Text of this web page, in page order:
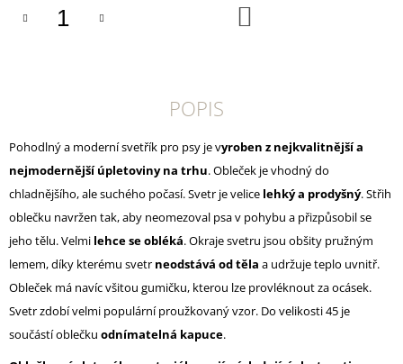
POPIS
Pohodlný a moderní svetřík pro psy je vyroben z nejkvalitnější a
nejmodernější úpletoviny na trhu. Obleček je vhodný do
chladnějšího, ale suchého počasí. Svetr je velice lehký a prodyšný. Střih
oblečku navržen tak, aby neomezoval psa v pohybu a přizpůsobil se
jeho tělu. Velmi lehce se obléká. Okraje svetru jsou obšity pružným
lemem, díky kterému svetr neodstává od těla a udržuje teplo uvnitř.
Obleček má navíc všitou gumičku, kterou lze provléknout za ocásek.
Svetr zdobí velmi populární proužkovaný vzor. Do velikosti 45 je
součástí oblečku odnímatelná kapuce.
E